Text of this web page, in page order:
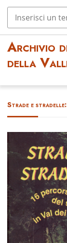
Archivio
della
Strade e